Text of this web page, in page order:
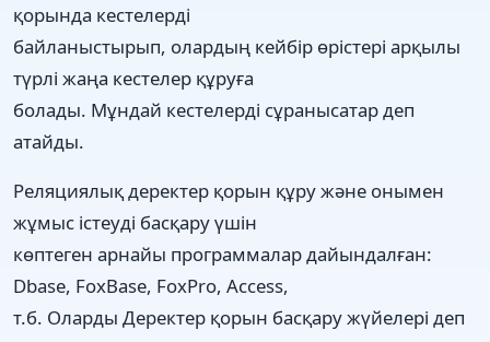
қорында кестелерді
байланыстырып, олардың кейбір өрістері арқылы
түрлі жаңа кестелер құруға
болады. Мұндай кестелерді сұранысатар деп
атайды.
Реляциялық деректер қорын құру және онымен
жұмыс істеуді басқару үшін
көптеген арнайы программалар дайындалған:
Dbase, FoxBase, FoxPro, Access,
т.б. Оларды Деректер қорын басқару жүйелері деп